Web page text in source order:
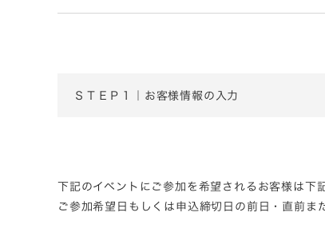
ＳＴＥＰ１｜お客様情報の入力
下記のイベントにご参加を希望されるお客様は下
ご参加希望日もしくは申込締切日の前日・直前